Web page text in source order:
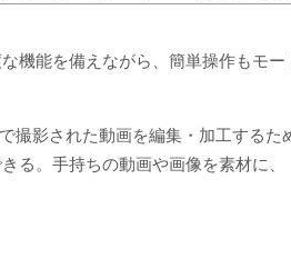
機能を備えながら、簡単操作もモー
撮影された動画を編集・加工するた
る。手持ちの動画や画像を素材に、